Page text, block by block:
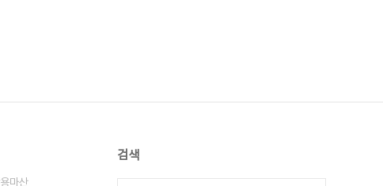
용마산
검색